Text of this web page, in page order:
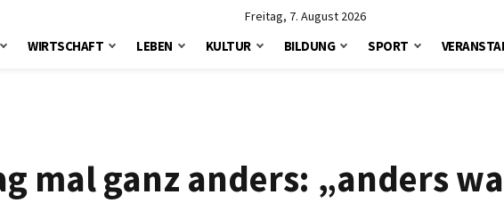
Freitag, 7. August 2026
WIRTSCHAFT LEBEN KULTUR BILDUNG SPORT
mal ganz anders: „anders